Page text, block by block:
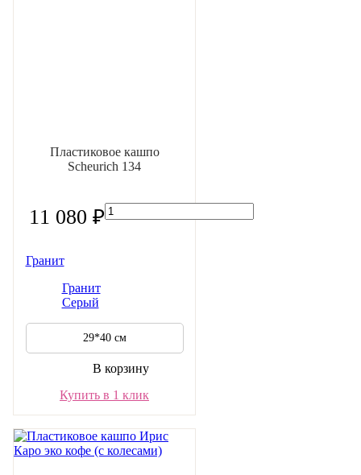
Пластиковое кашпо
Scheurich 134
11 080 ₽
Гранит
Гранит
Серый
29*40 см
В корзину
Купить в 1 клик